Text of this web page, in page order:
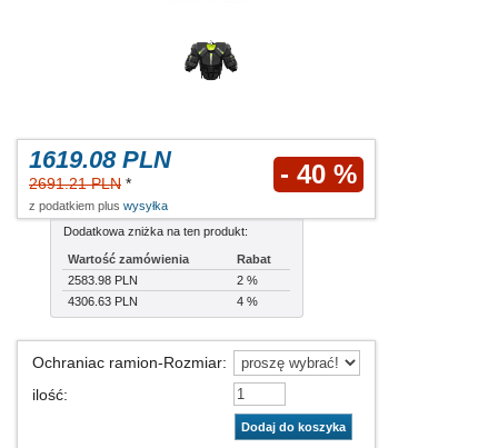
1619.08 PLN
2691.21 PLN * - 40 %
z podatkiem plus wysyłka
Dodatkowa zniżka na ten produkt:
Wartość zamówienia
Rabat
2583.98 PLN
2 %
4306.63 PLN
4 %
Ochraniac ramion-Rozmiar:
ilość:
Dodaj do koszyka